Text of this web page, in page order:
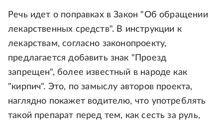
Речь идет о поправках в Закон "Об обращении
лекарственных средств". В инструкции к
лекарствам, согласно законопроекту,
предлагается добавить знак "Проезд
запрещен", более известный в народе как
"кирпич". Это, по замыслу авторов проекта,
наглядно покажет водителю, что употреблять
такой препарат перед тем, как сесть за руль,